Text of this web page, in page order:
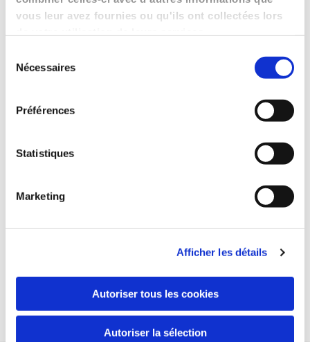
vous leur avez fournies ou qu'ils ont collectées lors
duNécessaires
Préférences
Statistiques
Marketing
Afficher les détails
Autoriser tous les cookies
Autoriser la sélection